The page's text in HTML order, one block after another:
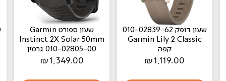
שעון דופק 010-02839-62
Garmin Lily 2 Classic
קפה
₪1,119.00
‏שעון ספורט Garmin
Instinct 2X Solar 50mm
010-02805-00 גרמין
₪1,349.00